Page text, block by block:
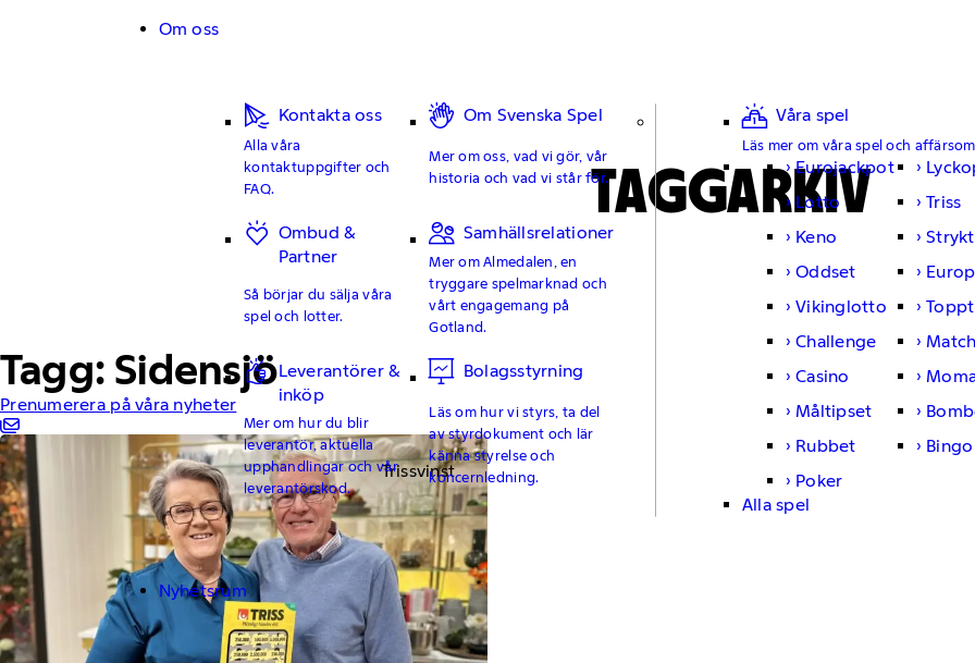
Om oss
Kontakta oss
Alla våra
kontaktuppgifter och
FAQ.
Om Svenska Spel
Mer om oss, vad vi gör, vår
historia och vad vi står för.
Ombud &
Partner
Så börjar du sälja våra
spel och lotter.
Samhällsrelationer
Mer om Almedalen, en
tryggare spelmarknad och
vårt engagemang på
Gotland.
Leverantörer &
inköp
Mer om hur du blir
leverantör, aktuella
upphandlingar och vår
leverantörskod.
Bolagsstyrning
Läs om hur vi styrs, ta del
av styrdokument och lär
känna styrelse och
koncernledning.
Våra spel
Läs mer om våra spel och
Eurojackpot
Lotto
Triss
Keno
Oddset
Vikinglotto
Challenge
Casino
Måltipset
Rubbet
Bingo
Poker
Alla spel
Nyhetsrum
TAGGARKIV
Tagg: Sidensjö
Prenumerera på våra nyheter
Trissvinst